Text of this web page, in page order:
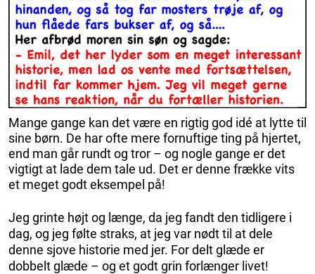
Mange gange kan det være en rigtig god idé at lytte til
sine børn. De har ofte mere fornuftige ting på hjertet,
end man går rundt og tror – og nogle gange er det
vigtigt at lade dem tale ud. Det er denne frække vits
et meget godt eksempel på!
Jeg grinte højt og længe, da jeg fandt den tidligere i
dag, og jeg følte straks, at jeg var nødt til at dele
denne sjove historie med jer. For delt glæde er
dobbelt glæde – og et godt grin forlænger livet!